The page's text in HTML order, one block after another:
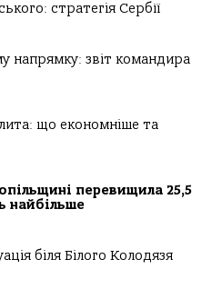
стратегія Сербії
напрямку: звіт командира
що економніше та
перевищила 25,5
найбільше
біля Білого Колодязя